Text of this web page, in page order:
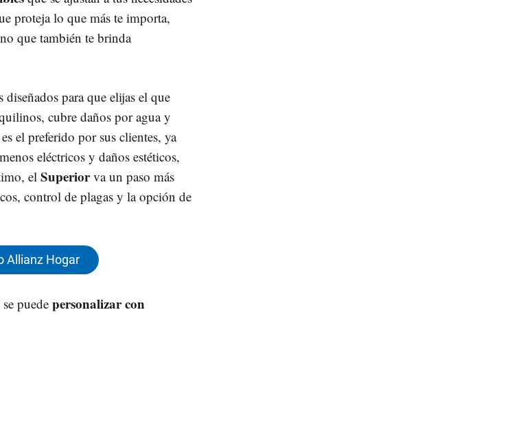
proteja lo que más te importa,
que también te brinda
para que elijas el que
cubre daños por agua y
es el preferido por sus clientes, ya
eléctricos y daños estéticos,
el Superiorva un paso más
control de plagas y la opción de
Allianz Hogar
puedepersonalizar con